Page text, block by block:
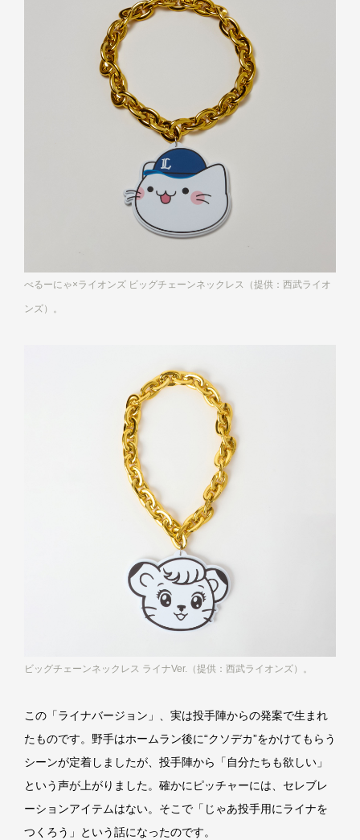
べるーにゃ×ライオンズ ビッグチェーンネックレス（提供：西武ライオ
ンズ）。
ビッグチェーンネックレス ライナVer.（提供：西武ライオンズ）。
この「ライナバージョン」、実は投手陣からの発案で生まれ
たものです。野手はホームラン後に“クソデカ”をかけてもらう
シーンが定着しましたが、投手陣から「自分たちも欲しい」
という声が上がりました。確かにピッチャーには、セレブレ
ーションアイテムはない。そこで「じゃあ投手用にライナを
つくろう」という話になったのです。